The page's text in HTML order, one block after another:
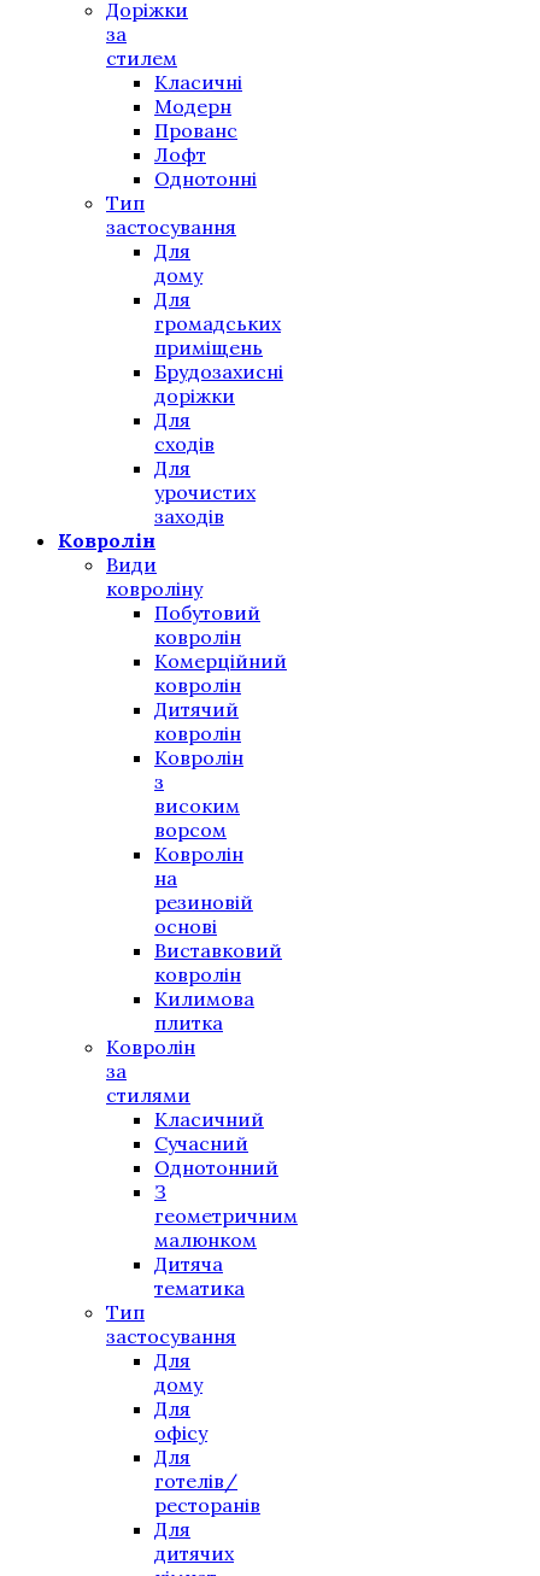
Доріжки
за
стилем
Класичні
Модерн
Прованс
Лофт
Однотонні
Тип
застосування
Для
дому
Для
громадських
приміщень
Брудозахисні
доріжки
Для
сходів
Для
урочистих
заходів
Ковролін
Види
ковроліну
Побутовий
ковролін
Комерційний
ковролін
Дитячий
ковролін
Ковролін
з
високим
ворсом
Ковролін
на
резиновій
основі
Виставковий
ковролін
Килимова
плитка
Ковролін
за
стилями
Класичний
Сучасний
Однотонний
З
геометричним
малюнком
Дитяча
тематика
Тип
застосування
Для
дому
Для
офісу
Для
готелів/
ресторанів
Для
дитячих